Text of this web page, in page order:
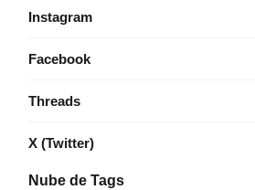
Instagram
Facebook
Threads
X (Twitter)
Nube de Tags